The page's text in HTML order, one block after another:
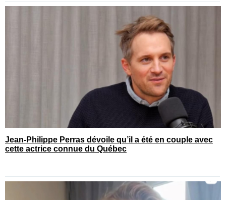
Jean-Philippe Perras dévoile qu’il a été en couple avec
cette actrice connue du Québec